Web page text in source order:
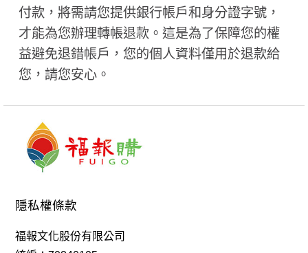
付款，將需請您提供銀行帳戶和身分證字號，
才能為您辦理轉帳退款。這是為了保障您的權
益避免退錯帳戶，您的個人資料僅用於退款給
您，請您安心。
隱私權條款
福報文化股份有限公司